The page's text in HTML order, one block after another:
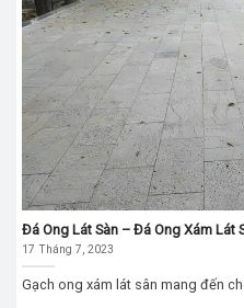
Đá Ong Lát Sàn – Đá Ong Xám Lát
17 Tháng 7, 2023
Gạch ong xám lát sân mang đến